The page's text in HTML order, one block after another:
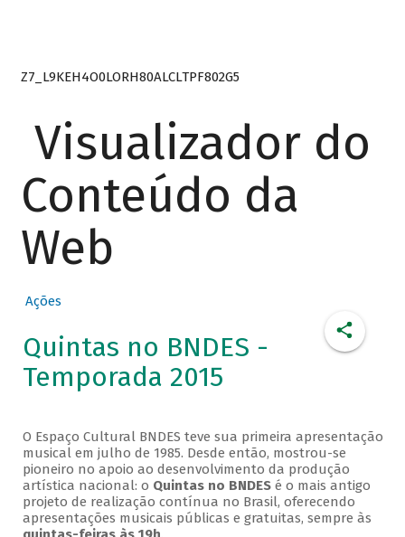
Z7_L9KEH4O0LORH80ALCLTPF802G5
Visualizador do
Conteúdo da
Web
Ações
Quintas no BNDES -
Temporada 2015
O Espaço Cultural BNDES teve sua primeira apresentação
musical em julho de 1985. Desde então, mostrou-se
pioneiro no apoio ao desenvolvimento da produção
artística nacional: o Quintas no BNDESé o mais antigo
projeto de realização contínua no Brasil, oferecendo
apresentações musicais públicas e gratuitas, sempre às